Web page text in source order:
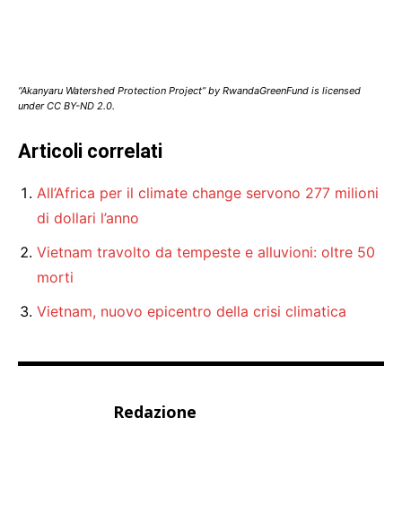
“Akanyaru Watershed Protection Project” by RwandaGreenFund is licensed
under CC BY-ND 2.0.
Articoli correlati
All’Africa per il climate change servono 277 milioni
di dollari l’anno
Vietnam travolto da tempeste e alluvioni: oltre 50
morti
Vietnam, nuovo epicentro della crisi climatica
Redazione